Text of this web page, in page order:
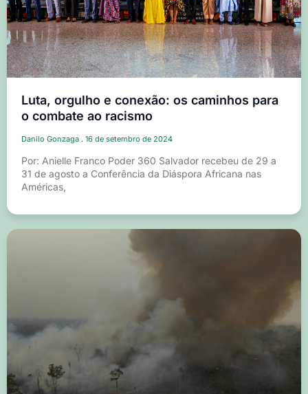
Luta, orgulho e conexão: os caminhos para
o combate ao racismo
Danilo Gonzaga 16 de setembro de 2024
Por: Anielle Franco Poder 360 Salvador recebeu de 29 a
31 de agosto a Conferência da Diáspora Africana nas
Américas,